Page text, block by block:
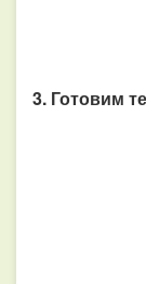
3. Готовим